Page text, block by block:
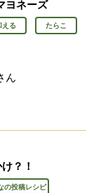
ヨネーズ
える たらこ
ん
？！
の投稿レシピ